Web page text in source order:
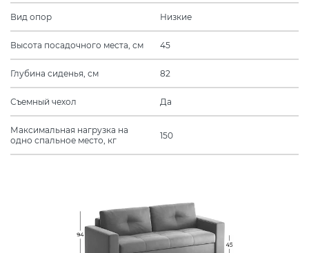
Вид опор Низкие
Высота посадочного места, см 45
Глубина сиденья, см 82
Съемный чехол Да
Максимальная нагрузка на
одно спальное место, кг
150